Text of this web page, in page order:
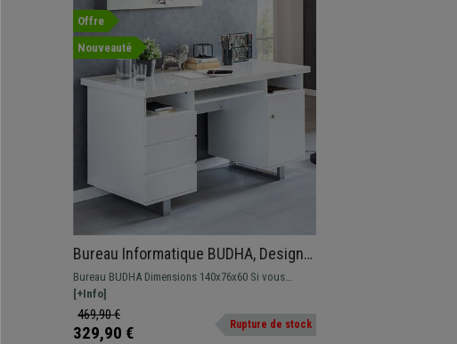
Offre
Nouveauté
Bureau Informatique BUDHA, Design
Moderne, Dimensions 140x76x60, en
Bois, Blanc
Bureau BUDHA Dimensions 140x76x60 Si vous
recherchez un bureau design, pratique et de grande
qualité, le modèle BUDHA est fait pour vous !
[+Info]
469,90 €
329,90 € Rupture de stock